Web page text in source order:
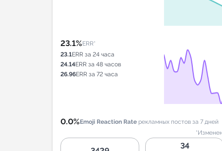
23.1%ERR*
23.1ERR за 24 часа
24.14ERR за 48 часов
26.96ERR за 72 часа
0.0%Emoji Reaction Rate рекламных постов за 7 дней
34